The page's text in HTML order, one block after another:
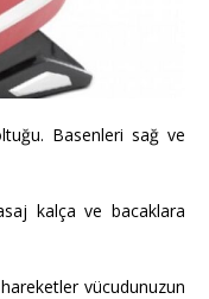
Basenleri sağ ve
kalça ve bacaklara
vücudunuzun